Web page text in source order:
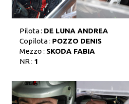
Pilota : DE LUNA ANDREA
Copilota : POZZO DENIS
Mezzo : SKODA FABIA
NR : 1